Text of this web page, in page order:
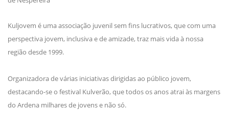
Kuljovem é uma associação juvenil sem fins lucrativos, que com uma
perspectiva jovem, inclusiva e de amizade, traz mais vida à nossa
região desde 1999.
Organizadora de várias iniciativas dirigidas ao público jovem,
destacando-se o festival Kulverão, que todos os anos atrai às margens
do Ardena milhares de jovens e não só.